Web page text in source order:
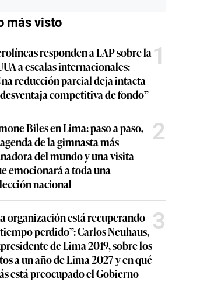
más visto
responden a LAP sobre la
a escalas internacionales:
reducción parcial deja intacta
competitiva de fondo”
1
Biles en Lima: paso a paso,
de la gimnasta más
del mundo y una visita
emocionará a toda una
nacional
2
organización está recuperando
perdido”: Carlos Neuhaus,
de Lima 2019, sobre los
a un año de Lima 2027 y en qué
está preocupado el Gobierno
3